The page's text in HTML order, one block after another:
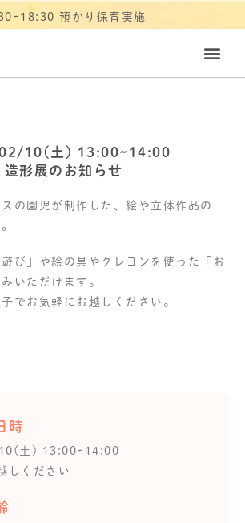
預かり保育実施
10(土) 13:00~14:00
造形展のお知らせ
の園児が制作した、絵や立体作品の一
び」や絵の具やクレヨンを使った「お
いただけます。
でお気軽にお越しください。
時
土) 13:00~14:00
しください